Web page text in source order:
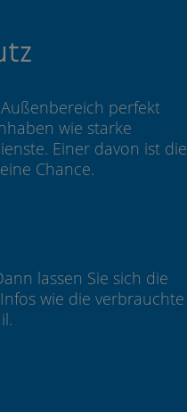
perfekt
wie starke
Einer davon ist die
Chance.
lassen Sie sich die
wie die verbrauchte